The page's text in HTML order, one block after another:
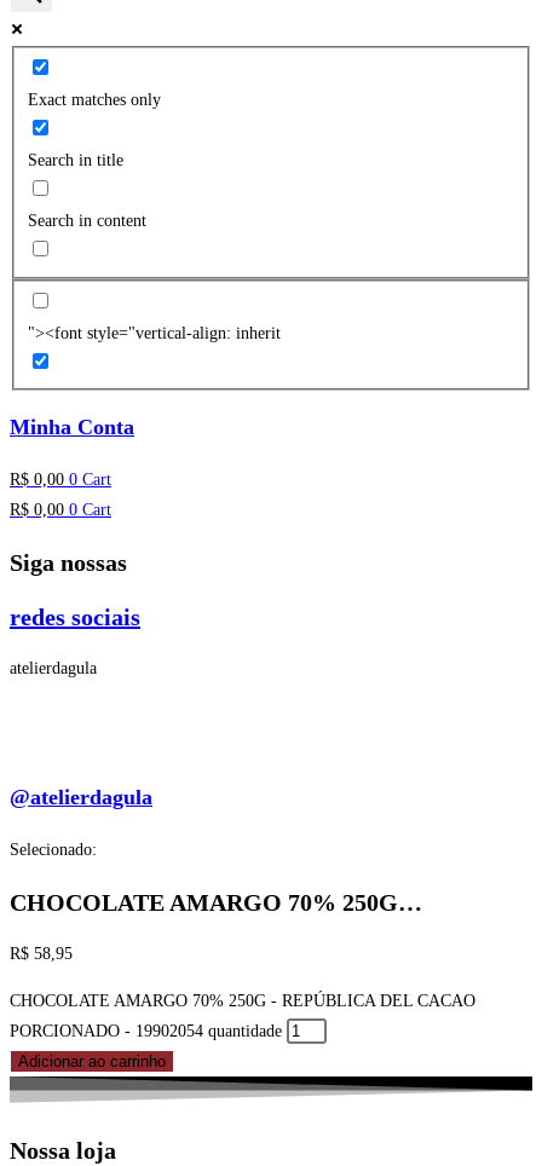
Exact matches only
Search in title
Search in content
"><font style="vertical-align: inherit
Minha Conta
R$ 0,00 0 Cart
R$ 0,00 0 Cart
Siga nossas
redes sociais
atelierdagula
@atelierdagula
Selecionado:
CHOCOLATE AMARGO 70% 250G…
R$ 58,95
CHOCOLATE AMARGO 70% 250G - REPÚBLICA DEL CACAO
PORCIONADO - 19902054 quantidade
Adicionar ao carrinho
Nossa loja